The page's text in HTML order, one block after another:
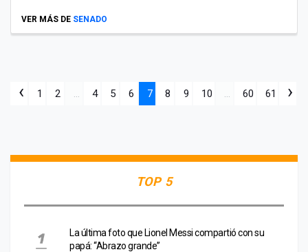
VER MÁS DE SENADO
‹ 1 2 ... 4 5 6 7 8 9 10 ... 60 61 ›
TOP 5
La última foto que Lionel Messi compartió con su
papá: “Abrazo grande”